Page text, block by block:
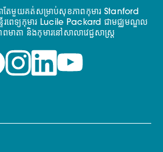
កាតែមួយគត់សម្រាប់សុខភាពកុមារ Stanford
ពេទ្យកុមារ Lucile Packard ជាមជ្ឈមណ្ឌល
ាតា និងកុមារនៅសាលាវេជ្ជសាស្ត្រ